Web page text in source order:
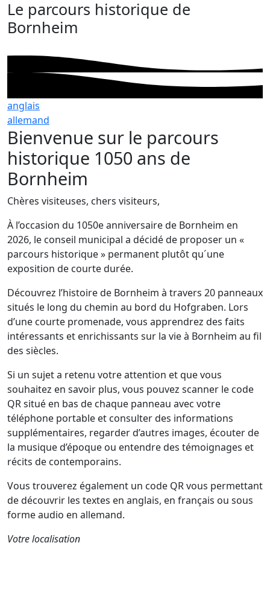
Le parcours historique de
Bornheim
anglais
allemand
Bienvenue sur le parcours
historique 1050 ans de
Bornheim
Chères visiteuses, chers visiteurs,
À l’occasion du 1050e anniversaire de Bornheim en
2026, le conseil municipal a décidé de proposer un «
parcours historique » permanent plutôt qu´une
exposition de courte durée.
Découvrez l’histoire de Bornheim à travers 20 panneaux
situés le long du chemin au bord du Hofgraben. Lors
d’une courte promenade, vous apprendrez des faits
intéressants et enrichissants sur la vie à Bornheim au fil
des siècles.
Si un sujet a retenu votre attention et que vous
souhaitez en savoir plus, vous pouvez scanner le code
QR situé en bas de chaque panneau avec votre
téléphone portable et consulter des informations
supplémentaires, regarder d’autres images, écouter de
la musique d’époque ou entendre des témoignages et
récits de contemporains.
Vous trouverez également un code QR vous permettant
de découvrir les textes en anglais, en français ou sous
forme audio en allemand.
Votre localisation